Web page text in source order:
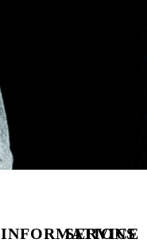
INFORMATIONS
SERVICE